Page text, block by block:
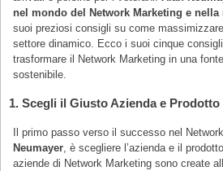
nel mondo del Network Marketing e nella
suoi preziosi consigli su come
settore dinamico. Ecco i suoi cinque
trasformare il Network Marketing in una
sostenibile.
1. Scegli il Giusto Azienda e Prodotto
Il primo passo verso il successo nel
Neumayer , è scegliere l’azienda e il
aziende di Network Marketing sono create